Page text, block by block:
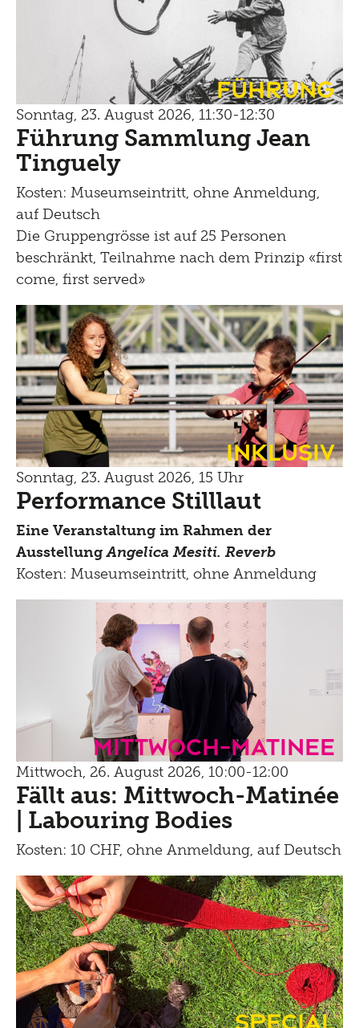
Führung
Sonntag, 23. August 2026, 11:30-12:30
Führung Sammlung Jean
Tinguely
Kosten: Museumseintritt, ohne Anmeldung,
auf Deutsch
Die Gruppengrösse ist auf 25 Personen
beschränkt, Teilnahme nach dem Prinzip «first
come, first served»
Inklusiv
Sonntag, 23. August 2026, 15 Uhr
Performance Stilllaut
Eine Veranstaltung im Rahmen der
AusstellungAngelica Mesiti. Reverb
Kosten: Museumseintritt, ohne Anmeldung
mittwoch-matinee
Mittwoch, 26. August 2026, 10:00-12:00
Fällt aus: Mittwoch-Matinée
| Labouring Bodies
Kosten: 10 CHF, ohne Anmeldung, auf Deutsch
Special